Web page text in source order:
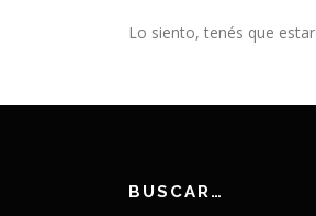
Lo siento, tenés que estar
BUSCAR…